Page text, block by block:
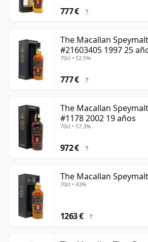
777 € ?
The Macallan
#21603405 1997 25
70cl • 52.5%
777 € ?
The Macallan
#1178 2002 19 años
70cl • 57.3%
972 € ?
The Macallan
70cl • 43%
1263 € ?